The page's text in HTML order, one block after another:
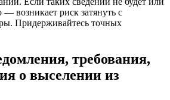
— возникает риск затянуть с
Придерживайтесь точных
требования,
о выселении из